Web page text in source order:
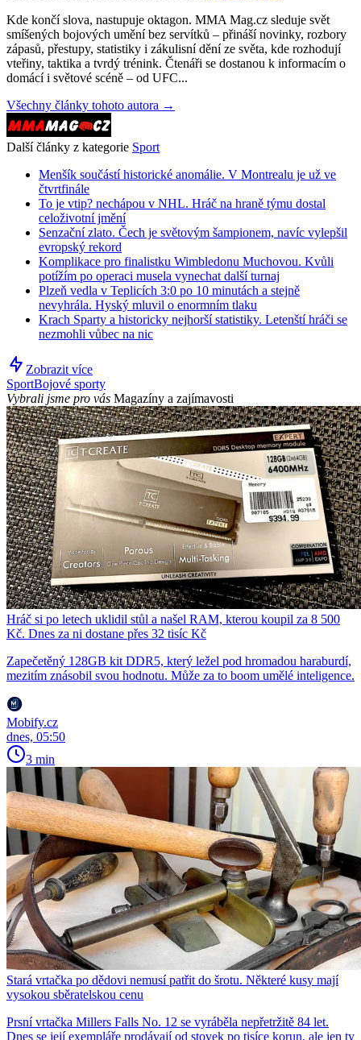
Kde končí slova, nastupuje oktagon. MMA Mag.cz sleduje svět
smíšených bojových umění bez servítků – přináší novinky, rozbory
zápasů, přestupy, statistiky i zákulisní dění ze světa, kde rozhodují
vteřiny, taktika a tvrdý trénink. Čtenáři se dostanou k informacím o
domácí i světové scéně – od UFC...
Všechny články tohoto autora →
Další články z kategorie Sport
Menšík součástí historické anomálie. V Montrealu je už ve
čtvrtfinále
To je vtip? nechápou v NHL. Hráč na hraně týmu dostal
celoživotní jmění
Senzační zlato. Čech je světovým šampionem, navíc vylepšil
evropský rekord
Komplikace pro finalistku Wimbledonu Muchovou. Kvůli
potížím po operaci musela vynechat další turnaj
Plzeň vedla v Teplicích 3:0 po 10 minutách a stejně
nevyhrála. Hyský mluvil o enormním tlaku
Krach Sparty a historicky nejhorší statistiky. Letenští hráči se
nezmohli vůbec na nic
Zobrazit více
SportBojové sporty
Vybrali jsme pro vás Magazíny a zajímavosti
Hráč si po letech uklidil stůl a našel RAM, kterou koupil za 8 500
Kč. Dnes za ni dostane přes 32 tisíc Kč
Zapečetěný 128GB kit DDR5, který ležel pod hromadou haraburdí,
mezitím znásobil svou hodnotu. Může za to boom umělé inteligence.
Mobify.cz
dnes, 05:50
3 min
Stará vrtačka po dědovi nemusí patřit do šrotu. Některé kusy mají
vysokou sběratelskou cenu
Prsní vrtačka Millers Falls No. 12 se vyráběla nepřetržitě 84 let.
Dnes se její exempláře prodávají od stovek po tisíce korun, ale jen ty